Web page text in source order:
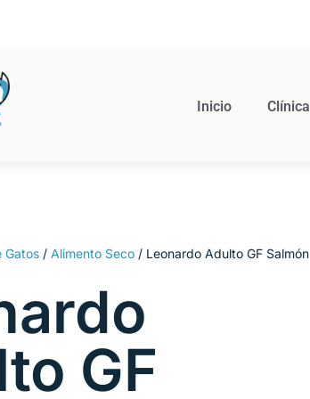
Inicio Clínica
Gatos / Alimento Seco / Leonardo Adulto GF Salmón
GF